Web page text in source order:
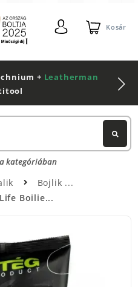
Kosár
+ Leatherman
kategóriában
Bojlik
Boilie...